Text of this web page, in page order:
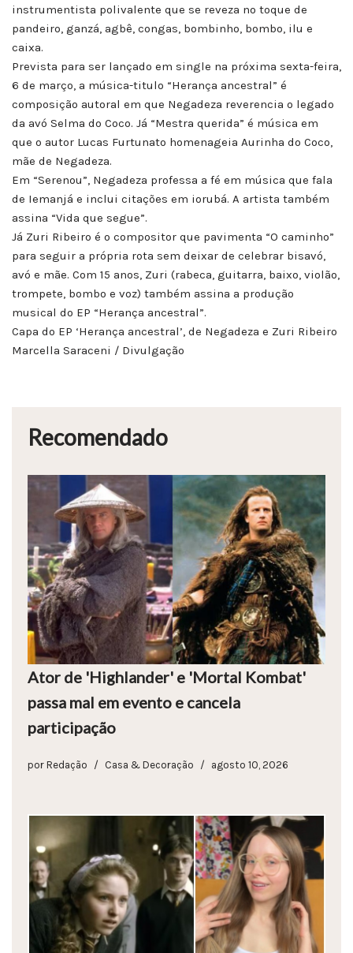
instrumentista polivalente que se reveza no toque de
pandeiro, ganzá, agbê, congas, bombinho, bombo, ilu e
caixa.
Prevista para ser lançado em single na próxima sexta-feira,
6 de março, a música-titulo “Herança ancestral” é
composição autoral em que Negadeza reverencia o legado
da avó Selma do Coco. Já “Mestra querida” é música em
que o autor Lucas Furtunato homenageia Aurinha do Coco,
mãe de Negadeza.
Em “Serenou”, Negadeza professa a fé em música que fala
de Iemanjá e inclui citações em iorubá. A artista também
assina “Vida que segue”.
Já Zuri Ribeiro é o compositor que pavimenta “O caminho”
para seguir a própria rota sem deixar de celebrar bisavó,
avó e mãe. Com 15 anos, Zuri (rabeca, guitarra, baixo, violão,
trompete, bombo e voz) também assina a produção
musical do EP “Herança ancestral”.
Capa do EP ‘Herança ancestral’, de Negadeza e Zuri Ribeiro
Marcella Saraceni / Divulgação
Recomendado
Ator de 'Highlander' e 'Mortal Kombat'
passa mal em evento e cancela
participação
por Redação Casa & Decoração agosto 10, 2026